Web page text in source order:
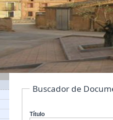
Buscador de
Título